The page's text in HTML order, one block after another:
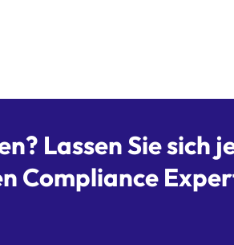
Lassen Sie sich
Compliance